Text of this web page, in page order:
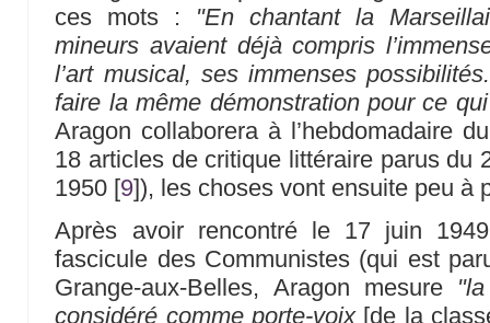
ces mots : "En chantant la
mineurs avaient déjà compris
l’art musical, ses immenses
faire la même démonstration pour ce
Aragon collaborera à l’hebdomadaire
18 articles de critique littéraire parus du
1950 [9]), les choses vont ensuite peu à
Après avoir rencontré le 17 juin
fascicule des Communistes (qui est
Grange-aux-Belles, Aragon mesure
considéré comme porte-voix[de la